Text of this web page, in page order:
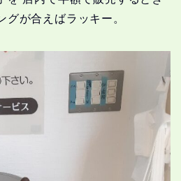
グが合えばラッキー。